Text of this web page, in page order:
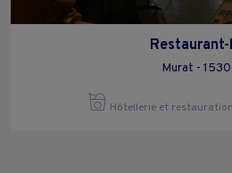
Restaurant-
Murat -
Hôtellerie et restauration